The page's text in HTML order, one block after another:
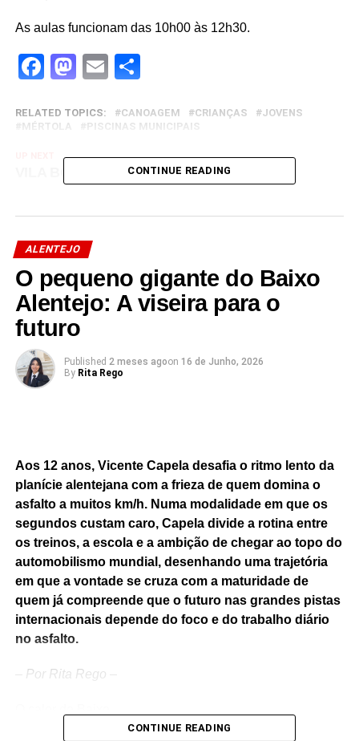
As aulas funcionam das 10h00 às 12h30.
Facebook
Mastodon
EmailShare
RELATED TOPICS: CANOAGEM CRIANÇAS
JOVENS
MÉRTOLA
PISCINAS MUNICIPAIS
VILA BOIM EM FESTA
NATUREZA DE MARVÃO PROTEGIDA POR
CONTINUE READING
ALENTEJO
O pequeno gigante do Baixo
Alentejo: A viseira para o
futuro
Published 2 meses agoon 16 de Junho, 2026
By Rita Rego
Aos 12 anos, Vicente Capela desafia o ritmo lento da
planície alentejana com a frieza de quem domina o
asfalto a muitos km/h. Numa modalidade em que os
segundos custam caro, Capela divide a rotina entre
os treinos, a escola e a ambição de chegar ao topo do
automobilismo mundial, desenhando uma trajetória
em que a vontade se cruza com a maturidade de
quem já compreende que o futuro nas grandes pistas
internacionais depende do foco e do trabalho diário
no asfalto.
Por Rita Rego
CONTINUE READING